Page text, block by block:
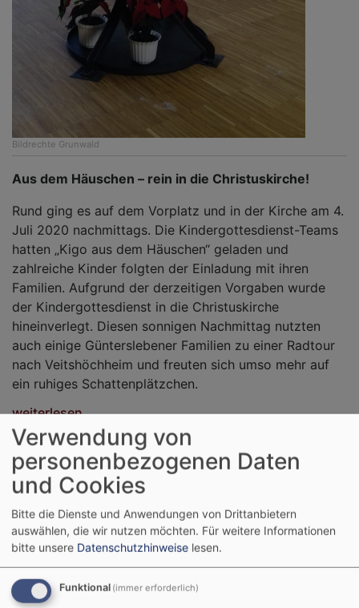
Bildrechte Grunwald
Aus dem Häuschen – rein in die Christuskirche!
Rund ging es auf dem Vorplatz und in der Kirche am 4.
Juli 2020 nachmittags. Die Kindergottesdienst-Teams
hatten „Kigo aus dem Häuschen“ geladen und
zahlreiche Kinder folgten der Einladung mit ihren
Familien. Aufgrund der derzeitigen Vorgaben wurde
der Kindergottesdienst in die Christuskirche
hineinverlegt. Diesen sonnigen Nachmittag nutzten
auch einige Günterslebener Familien zu einer Radtour
nach Veitshöchheim und freuten sich umso mehr auf
ein ruhiges Schattenplätzchen.
weiterlesen...
Verwendung von
personenbezogenen Daten
und Cookies
Bitte die Dienste und Anwendungen von Drittanbietern
auswählen, die wir nutzen möchten. Für weitere Informationen
bitte unsere Datenschutzhinweise lesen.
Funktional (immer erforderlich)